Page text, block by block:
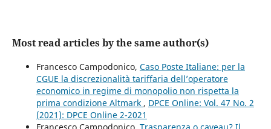
Most read articles by the same author(s)
Francesco Campodonico, Caso Poste Italiane: per la
CGUE la discrezionalità tariffaria dell’operatore
economico in regime di monopolio non rispetta la
prima condizione Altmark , DPCE Online: Vol. 47 No. 2
(2021): DPCE Online 2-2021